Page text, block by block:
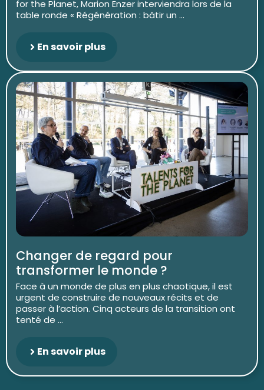
for the Planet, Marion Enzer interviendra lors de la
table ronde « Régénération : bâtir un ...
En savoir plus
Changer de regard pour
transformer le monde ?
Face à un monde de plus en plus chaotique, il est
urgent de construire de nouveaux récits et de
passer à l’action. Cinq acteurs de la transition ont
tenté de ...
En savoir plus